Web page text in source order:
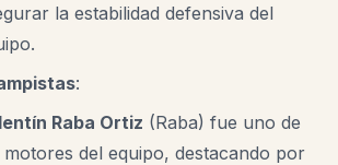
la estabilidad defensiva del
:
Raba Ortiz (Raba) fue uno de
motores del equipo, destacando por